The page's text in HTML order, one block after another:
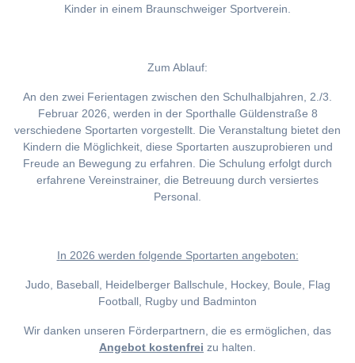
Kinder in einem Braunschweiger Sportverein.
Zum Ablauf:
An den zwei Ferientagen zwischen den Schulhalbjahren, 2./3.
Februar 2026, werden in der Sporthalle Güldenstraße 8
verschiedene Sportarten vorgestellt. Die Veranstaltung bietet den
Kindern die Möglichkeit, diese Sportarten auszuprobieren und
Freude an Bewegung zu erfahren. Die Schulung erfolgt durch
erfahrene Vereinstrainer, die Betreuung durch versiertes
Personal.
In 2026 werden folgende Sportarten angeboten:
Judo, Baseball, Heidelberger Ballschule, Hockey, Boule, Flag
Football, Rugby und Badminton
Wir danken unseren Förderpartnern, die es ermöglichen, das
Angebot kostenfrei zu halten.